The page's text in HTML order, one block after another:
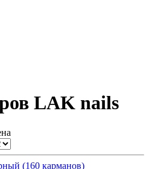
LAK nails